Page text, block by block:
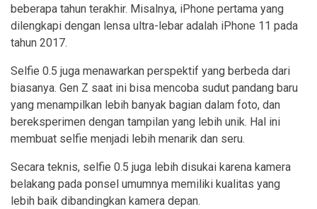
beberapa tahun terakhir. Misalnya, iPhone pertama yang
dilengkapi dengan lensa ultra-lebar adalah iPhone 11 pada
tahun 2017.
Selfie 0.5 juga menawarkan perspektif yang berbeda dari
biasanya. Gen Z saat ini bisa mencoba sudut pandang baru
yang menampilkan lebih banyak bagian dalam foto, dan
bereksperimen dengan tampilan yang lebih unik. Hal ini
membuat selfie menjadi lebih menarik dan seru.
Secara teknis, selfie 0.5 juga lebih disukai karena kamera
belakang pada ponsel umumnya memiliki kualitas yang
lebih baik dibandingkan kamera depan.